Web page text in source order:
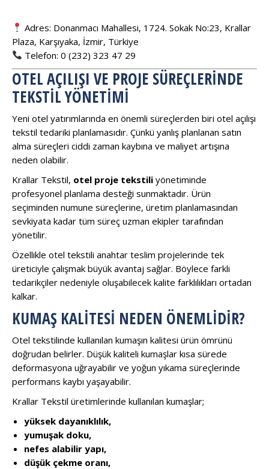
Adres: Donanmacı Mahallesi, 1724. Sokak No:23, Krallar
Plaza, Karşıyaka, İzmir, Türkiye
Telefon: 0 (232) 323 47 29
OTEL AÇILIŞI VE PROJE SÜREÇLERINDE
TEKSTIL YÖNETIMI
Yeni otel yatırımlarında en önemli süreçlerden biri otel açılışı
tekstil tedariki planlamasıdır. Çünkü yanlış planlanan satın
alma süreçleri ciddi zaman kaybına ve maliyet artışına
neden olabilir.
Krallar Tekstil, otel proje tekstili yönetiminde
profesyonel planlama desteği sunmaktadır. Ürün
seçiminden numune süreçlerine, üretim planlamasından
sevkiyata kadar tüm süreç uzman ekipler tarafından
yönetilir.
Özellikle otel tekstili anahtar teslim projelerinde tek
üreticiyle çalışmak büyük avantaj sağlar. Böylece farklı
tedarikçiler nedeniyle oluşabilecek kalite farklılıkları ortadan
kalkar.
KUMAŞ KALITESI NEDEN ÖNEMLIDIR?
Otel tekstilinde kullanılan kumaşın kalitesi ürün ömrünü
doğrudan belirler. Düşük kaliteli kumaşlar kısa sürede
deformasyona uğrayabilir ve yoğun yıkama süreçlerinde
performans kaybı yaşayabilir.
Krallar Tekstil üretimlerinde kullanılan kumaşlar;
yüksek dayanıklılık,
yumuşak doku,
nefes alabilir yapı,
düşük çekme oranı,